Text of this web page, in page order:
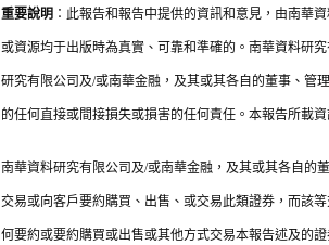
重要說明 ：此報告和報告中提供的資訊和意見，由南華
或資源均于出版時為真實、可靠和準確的。南華資料研
研究有限公司及/或南華金融，及其或其各自的董事、管
的任何直接或間接損失或損害的任何責任。本報告所載
南華資料研究有限公司及/或南華金融，及其或其各自的
交易或向客戶要約購買、出售、或交易此類證券，而該
何要約或要約購買或出售或其他方式交易本報告述及的